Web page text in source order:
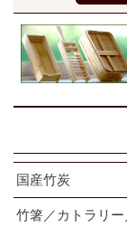
国産竹炭
竹箸／カトラリー